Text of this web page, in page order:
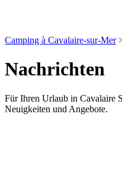
Camping à Cavalaire-sur-Mer
Nachrichten
Für Ihren Urlaub in Cavalaire
Neuigkeiten und Angebote.